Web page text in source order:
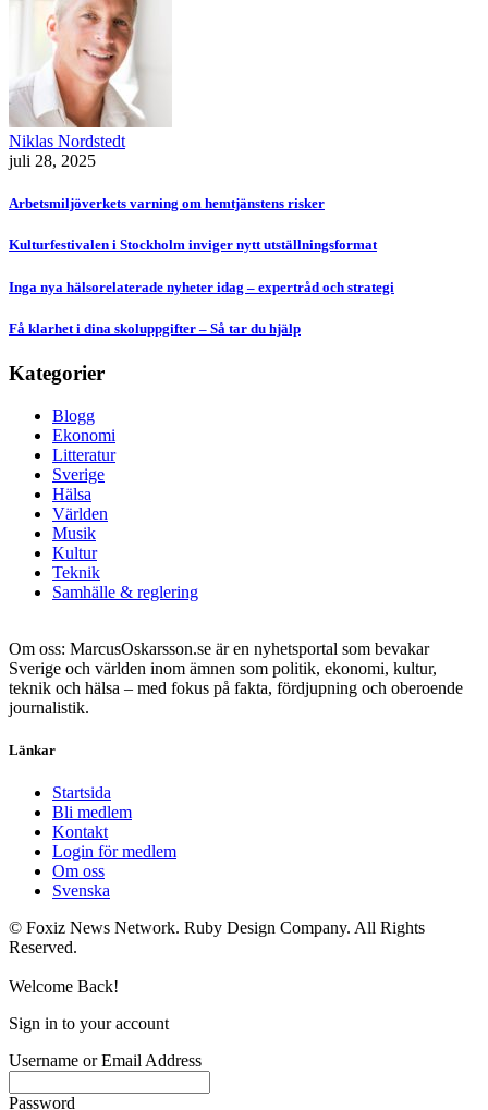
Niklas Nordstedt
juli 28, 2025
Arbetsmiljöverkets varning om hemtjänstens risker
Kulturfestivalen i Stockholm inviger nytt utställningsformat
Inga nya hälsorelaterade nyheter idag – expertråd och strategi
Få klarhet i dina skoluppgifter – Så tar du hjälp
Kategorier
Blogg
Ekonomi
Litteratur
Sverige
Hälsa
Världen
Musik
Kultur
Teknik
Samhälle & reglering
Om oss: MarcusOskarsson.se är en nyhetsportal som bevakar
Sverige och världen inom ämnen som politik, ekonomi, kultur,
teknik och hälsa – med fokus på fakta, fördjupning och oberoende
journalistik.
Länkar
Startsida
Bli medlem
Kontakt
Login för medlem
Om oss
Svenska
© Foxiz News Network. Ruby Design Company. All Rights
Reserved.
Welcome Back!
Sign in to your account
Username or Email Address
Password